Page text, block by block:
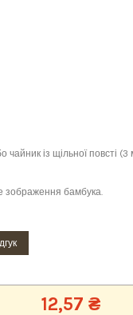
чайник із щільної повсті
зображення бамбука.
12,57 ₴